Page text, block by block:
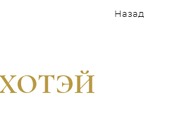
Назад